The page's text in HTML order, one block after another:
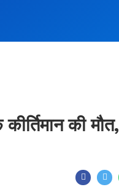
की मौत,